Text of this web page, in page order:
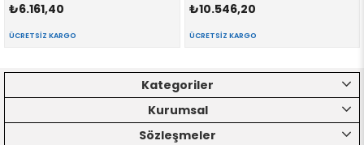
₺6.161,40
ÜCRETSIZ KARGO
₺10.546,20
ÜCRETSIZ KARGO
Kategoriler
Kurumsal
Sözleşmeler